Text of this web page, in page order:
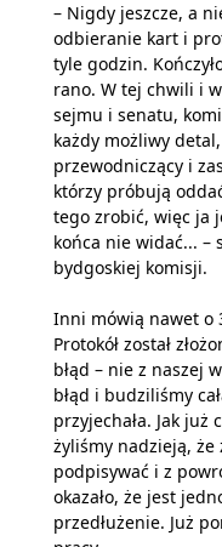
– Nigdy jeszcze, a
odbieranie kart i
tyle godzin.
rano. W tej chwili i
sejmu i senatu,
każdy możliwy
przewodniczący i
którzy próbują
tego zrobić, więc ja
końca nie widać... –
bydgoskiej komisji.
Inni mówią nawet o
Protokół został
błąd – nie z naszej
błąd i budziliśmy
przyjechała. Jak już
żyliśmy nadzieją, że
podpisywać i z
okazało, że jest
przedłużenie. Już